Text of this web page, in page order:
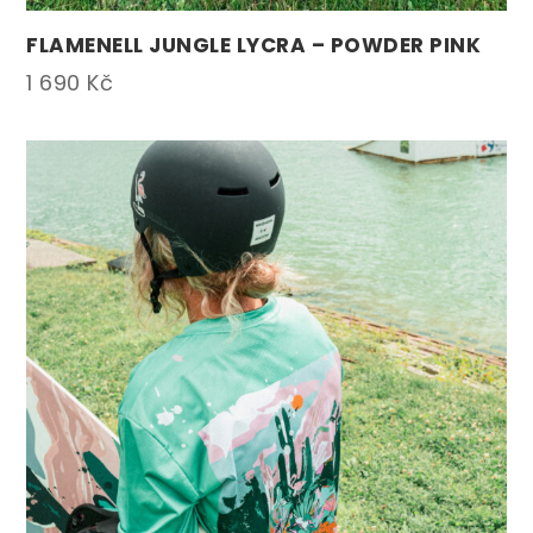
FLAMENELL JUNGLE LYCRA – POWDER PINK
1 690 Kč